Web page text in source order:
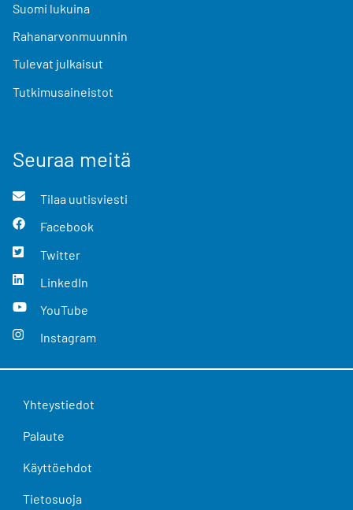
Suomi lukuina
Rahanarvonmuunnin
Tulevat julkaisut
Tutkimusaineistot
Seuraa meitä
Tilaa uutisviesti
Facebook
Twitter
LinkedIn
YouTube
Instagram
Yhteystiedot
Palaute
Käyttöehdot
Tietosuoja